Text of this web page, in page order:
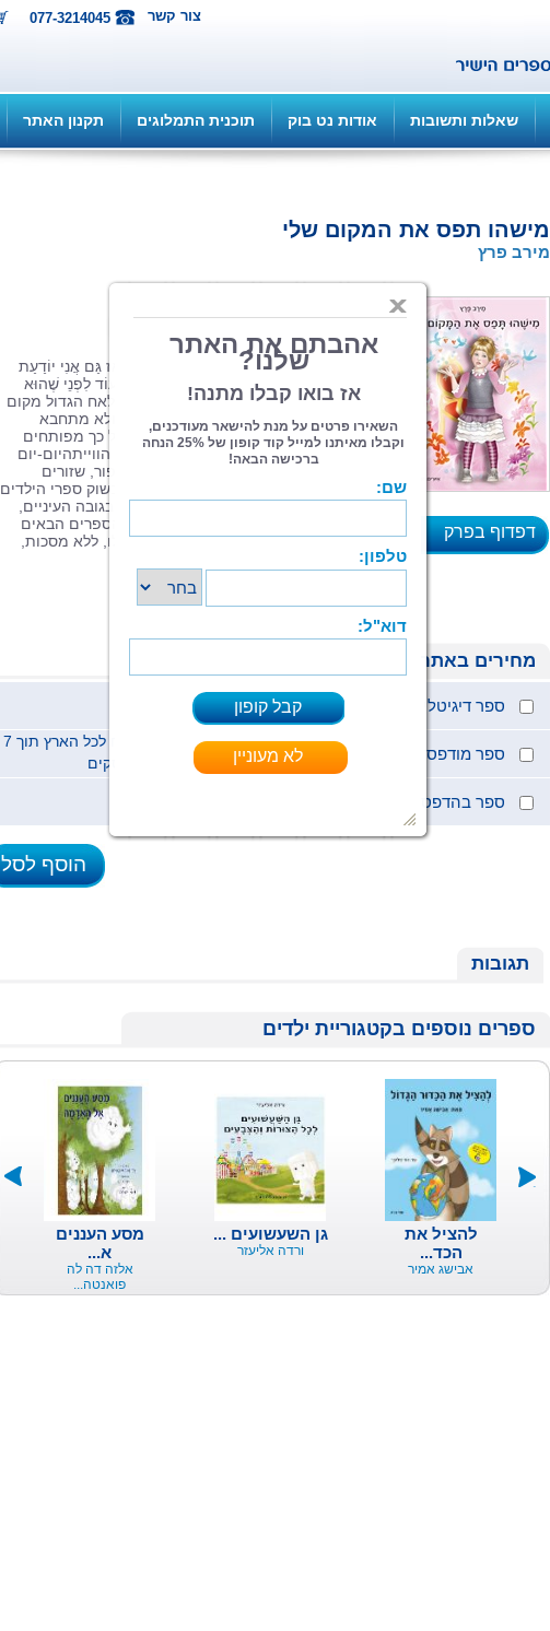
077-3214045 צור קשר
שאלות ותשובות אודות נט בוק תוכנית התמלוגים תקנון האתר
מישהו תפס את המקום שלי
מירב פרץ
דפדוף בפרק
"אִם רוֹעִי כָּל הַזְּמַן בּוֹכֶה וְלָכֵן נִגָּשִׁים אֵלָיו,אָז גַּם אֲנִי יוֹדַעַת
לִבְכּוֹת!אֲנִי הִמְצֵאתִי אֶת הַבֶּכִי. אֲנִי בָּכִיתִי עוֹד לִפְנֵי שֶׁהוּא
נוֹלַד!""מישהו תפס את המקום שלי" נותן לאח הגדול מקום
להזדהות.הספר לא מייפה את המציאות ולא מתחבא
מאחורי מוטיבים.בדור שלנו, כשהילדים כל כך מפותחים
וחכמים, קיים צורך לשטוח בפני הילד את הווייתהיום-יום
כמות שהיא. לצד הקשיים שמופיעים בסיפור, שזורים
פתרונות ורעיונות יצירתיים להתמודדות.בשוק ספרי הילדים
קיים מחסור בספרים שמדברים אל הילד בגובה העיניים,
מבלי לזלזל באינטליגנציה שלו. ספר זה והספרים הבאים
בסדרה, מציגים בפני הילד את העולם שלו, ללא מסכות,
ופותחים צוהר אל מאוויי לבו.
מחירים באתר
ספר דיגיטלי (ePub) 19.9 ₪
ספר מודפס 79 ₪
משלוח לכל הארץ תוך 7
ימי עסקים
ספר בהדפסה ביתית (pdf)
הוסף לסל
תגובות
ספרים נוספים בקטגוריית ילדים
מסע העננים
א...
אלזה דה לה
פואנטה...
גן השעשועים ...
ורדה אליעזר
להציל את
הכד...
אבישג אמיר